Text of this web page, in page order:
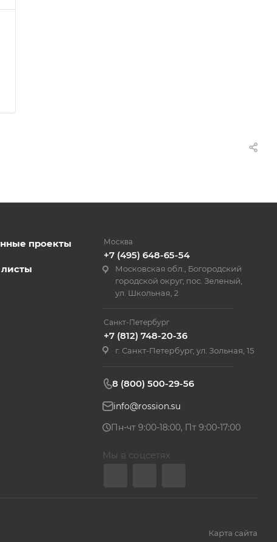
проекты Москва
+7 (495) 648-65-54
Московская обл., Богородский
городской округ, пос. Зеленый,
ул. Школьная, 2
Санкт-Петербург
+7 (812) 748-20-36
г. Санкт-Петербург, ул. Зольная, 15
8 (800) 500-29-56
info@rossion.su
Пн-чт 9:00-18:00, Пт 9:00-17:00
Мы в соцсетях
Карта сайта